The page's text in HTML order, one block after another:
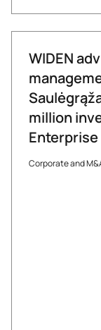
WIDEN
million
Enterprise
Corporate and